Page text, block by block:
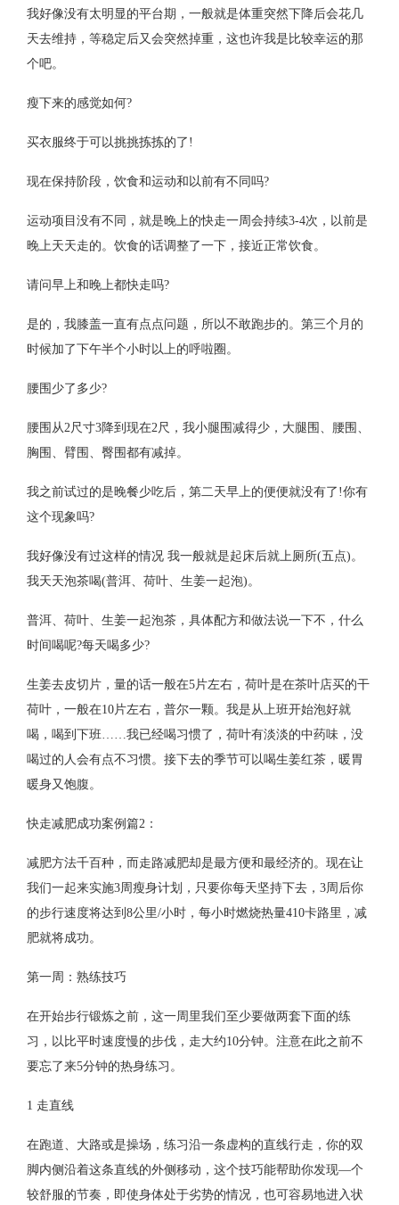
我好像没有太明显的平台期，一般就是体重突然下降后会花几
天去维持，等稳定后又会突然掉重，这也许我是比较幸运的那
个吧。
瘦下来的感觉如何?
买衣服终于可以挑挑拣拣的了!
现在保持阶段，饮食和运动和以前有不同吗?
运动项目没有不同，就是晚上的快走一周会持续3-4次，以前是
晚上天天走的。饮食的话调整了一下，接近正常饮食。
请问早上和晚上都快走吗?
是的，我膝盖一直有点点问题，所以不敢跑步的。第三个月的
时候加了下午半个小时以上的呼啦圈。
腰围少了多少?
腰围从2尺寸3降到现在2尺，我小腿围减得少，大腿围、腰围、
胸围、臂围、臀围都有减掉。
我之前试过的是晚餐少吃后，第二天早上的便便就没有了!你有
这个现象吗?
我好像没有过这样的情况 我一般就是起床后就上厕所(五点)。
我天天泡茶喝(普洱、荷叶、生姜一起泡)。
普洱、荷叶、生姜一起泡茶，具体配方和做法说一下不，什么
时间喝呢?每天喝多少?
生姜去皮切片，量的话一般在5片左右，荷叶是在茶叶店买的干
荷叶，一般在10片左右，普尔一颗。我是从上班开始泡好就
喝，喝到下班……我已经喝习惯了，荷叶有淡淡的中药味，没
喝过的人会有点不习惯。接下去的季节可以喝生姜红茶，暖胃
暖身又饱腹。
快走减肥成功案例篇2：
减肥方法千百种，而走路减肥却是最方便和最经济的。现在让
我们一起来实施3周瘦身计划，只要你每天坚持下去，3周后你
的步行速度将达到8公里/小时，每小时燃烧热量410卡路里，减
肥就将成功。
第一周：熟练技巧
在开始步行锻炼之前，这一周里我们至少要做两套下面的练
习，以比平时速度慢的步伐，走大约10分钟。注意在此之前不
要忘了来5分钟的热身练习。
1 走直线
在跑道、大路或是操场，练习沿一条虚构的直线行走，你的双
脚内侧沿着这条直线的外侧移动，这个技巧能帮助你发现—个
较舒服的节奏，即使身体处于劣势的情况，也可容易地进入状